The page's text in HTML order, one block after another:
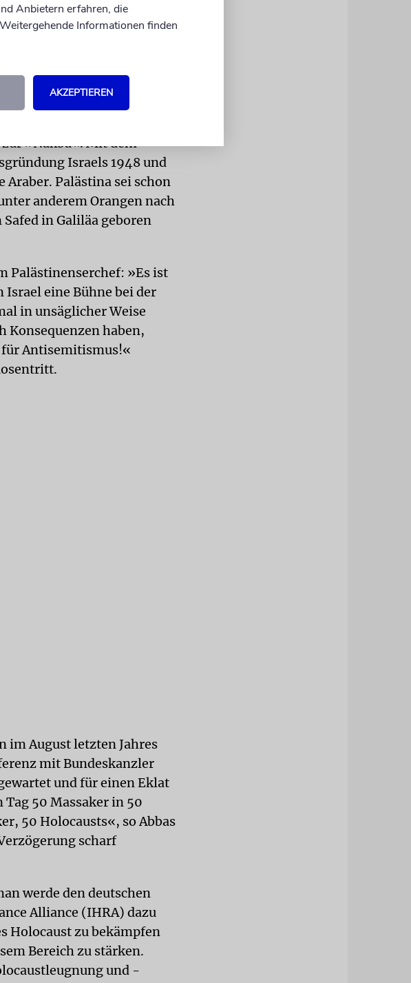
Tempels in Jerusalem.
Israel als Mitglied zu
»Nakba«. Mit dem
Israels 1948 und
Palästina sei schon
anderem Orangen nach
in Galiläa geboren
Palästinenserchef: »Es ist
Israel eine Bühne bei der
in unsäglicher Weise
Konsequenzen haben,
Antisemitismus!«
im August letzten Jahres
mit Bundeskanzler
und für einen Eklat
50 Massaker in 50
50 Holocausts«, so Abbas
scharf
werde den deutschen
Alliance (IHRA) dazu
Holocaust zu bekämpfen
Bereich zu stärken.
und -
Anbietern erfahren, die
Informationen finden
AKZEPTIEREN